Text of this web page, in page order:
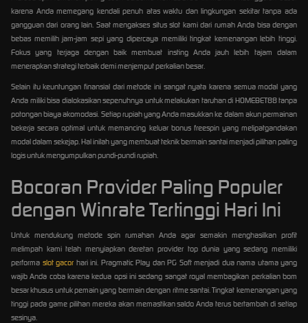
karena Anda memegang kendali penuh atas waktu dan lingkungan sekitar tanpa ada
gangguan dari orang lain. Saat mengakses situs slot kami dari rumah Anda bisa dengan
bebas memilih jam-jam sepi yang dipercaya memiliki tingkat kemenangan lebih tinggi.
Fokus yang terjaga dengan baik membuat insting Anda jauh lebih tajam dalam
menerapkan strategi terbaik demi menjemput perkalian besar.
Selain itu keuntungan finansial dari metode ini sangat nyata karena semua modal yang
Anda miliki bisa dialokasikan sepenuhnya untuk melakukan taruhan di HOMEBET88 tanpa
potongan biaya akomodasi. Setiap rupiah yang Anda masukkan ke dalam akun permainan
bekerja secara optimal untuk memancing keluar bonus freespin yang melipatgandakan
modal dalam sekejap. Hal inilah yang membuat teknik bermain santai menjadi pilihan paling
logis untuk mengumpulkan pundi-pundi rupiah.
Bocoran Provider Paling Populer
dengan Winrate Tertinggi Hari Ini
Untuk mendukung metode spin rumahan Anda agar semakin menghasilkan profit
melimpah kami telah menyiapkan deretan provider top dunia yang sedang memiliki
performa slot gacor hari ini. Pragmatic Play dan PG Soft menjadi dua nama utama yang
wajib Anda coba karena kedua opsi ini sedang sangat royal membagikan perkalian bom
besar khusus untuk pemain yang bermain dengan ritme santai. Tingkat kemenangan yang
tinggi pada game pilihan mereka akan memastikan saldo Anda terus bertambah di setiap
sesinya.